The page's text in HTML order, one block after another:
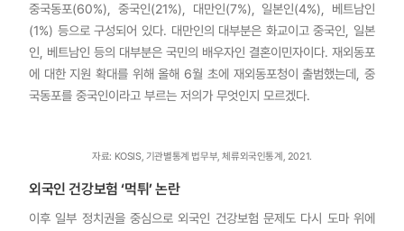
중국동포(60%), 중국인(21%), 대만인(7%), 일본인(4%), 베트남인
(1%) 등으로 구성되어 있다. 대만인의 대부분은 화교이고 중국인, 일본
인, 베트남인 등의 대부분은 국민의 배우자인 결혼이민자이다. 재외동포
에 대한 지원 확대를 위해 올해 6월 초에 재외동포청이 출범했는데, 중
국동포를 중국인이라고 부르는 저의가 무엇인지 모르겠다.
자료: KOSIS, 기관별통계 법무부, 체류외국인통계, 2021.
외국인 건강보험 ‘먹튀’ 논란
이후 일부 정치권을 중심으로 외국인 건강보험 문제도 다시 도마 위에